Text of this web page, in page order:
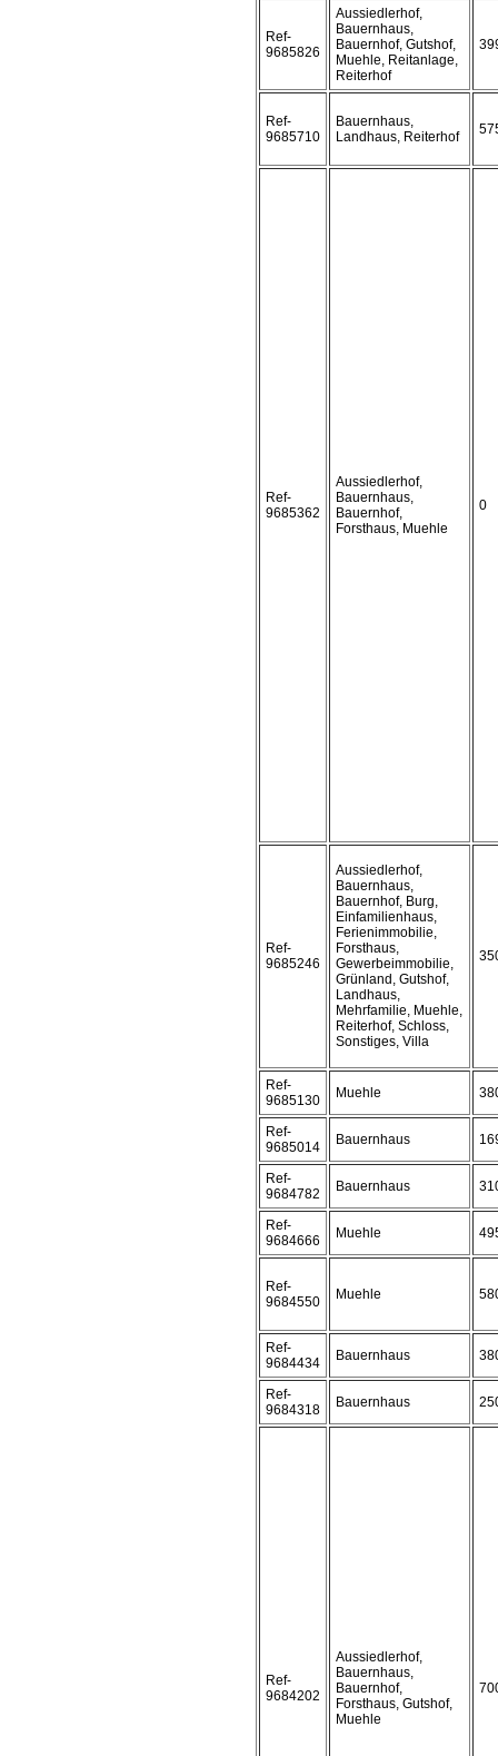
Ref-
9685826
Aussiedlerhof,
Bauernhaus,
Bauernhof, Gutshof,
Muehle, Reitanlage,
Reiterhof
Ref-
9685710
Bauernhaus,
Landhaus, Reiterhof
Ref-
9685362
Aussiedlerhof,
Bauernhaus,
Bauernhof,
Forsthaus, Muehle
0
Ref-
9685246
Aussiedlerhof,
Bauernhaus,
Bauernhof, Burg,
Einfamilienhaus,
Ferienimmobilie,
Forsthaus,
Gewerbeimmobilie,
Grünland, Gutshof,
Landhaus,
Mehrfamilie, Muehle,
Reiterhof, Schloss,
Sonstiges, Villa
Ref-
9685130
Muehle
Ref-
9685014
Bauernhaus
Ref-
9684782
Bauernhaus
Ref-
9684666
Muehle
Ref-
9684550
Muehle
Ref-
9684434
Bauernhaus
Ref-
9684318
Bauernhaus
Ref-
9684202
Aussiedlerhof,
Bauernhaus,
Bauernhof,
Forsthaus, Gutshof,
Muehle